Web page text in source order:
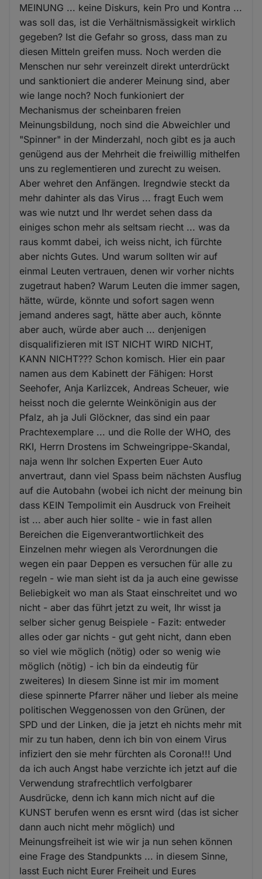
MEINUNG ... keine Diskurs, kein Pro und Kontra ...
was soll das, ist die Verhältnismässigkeit wirklich
gegeben? Ist die Gefahr so gross, dass man zu
diesen Mitteln greifen muss. Noch werden die
Menschen nur sehr vereinzelt direkt unterdrückt
und sanktioniert die anderer Meinung sind, aber
wie lange noch? Noch funkioniert der
Mechanismus der scheinbaren freien
Meinungsbildung, noch sind die Abweichler und
"Spinner" in der Minderzahl, noch gibt es ja auch
genügend aus der Mehrheit die freiwillig mithelfen
uns zu reglementieren und zurecht zu weisen.
Aber wehret den Anfängen. Iregndwie steckt da
mehr dahinter als das Virus ... fragt Euch wem
was wie nutzt und Ihr werdet sehen dass da
einiges schon mehr als seltsam riecht ... was da
raus kommt dabei, ich weiss nicht, ich fürchte
aber nichts Gutes. Und warum sollten wir auf
einmal Leuten vertrauen, denen wir vorher nichts
zugetraut haben? Warum Leuten die immer sagen,
hätte, würde, könnte und sofort sagen wenn
jemand anderes sagt, hätte aber auch, könnte
aber auch, würde aber auch ... denjenigen
disqualifizieren mit IST NICHT WIRD NICHT,
KANN NICHT??? Schon komisch. Hier ein paar
namen aus dem Kabinett der Fähigen: Horst
Seehofer, Anja Karlizcek, Andreas Scheuer, wie
heisst noch die gelernte Weinkönigin aus der
Pfalz, ah ja Juli Glöckner, das sind ein paar
Prachtexemplare ... und die Rolle der WHO, des
RKI, Herrn Drostens im Schweingrippe-Skandal,
naja wenn Ihr solchen Experten Euer Auto
anvertraut, dann viel Spass beim nächsten Ausflug
auf die Autobahn (wobei ich nicht der meinung bin
dass KEIN Tempolimit ein Ausdruck von Freiheit
ist ... aber auch hier sollte - wie in fast allen
Bereichen die Eigenverantwortlichkeit des
Einzelnen mehr wiegen als Verordnungen die
wegen ein paar Deppen es versuchen für alle zu
regeln - wie man sieht ist da ja auch eine gewisse
Beliebigkeit wo man als Staat einschreitet und wo
nicht - aber das führt jetzt zu weit, Ihr wisst ja
selber sicher genug Beispiele - Fazit: entweder
alles oder gar nichts - gut geht nicht, dann eben
so viel wie möglich (nötig) oder so wenig wie
möglich (nötig) - ich bin da eindeutig für
zweiteres) In diesem Sinne ist mir im moment
diese spinnerte Pfarrer näher und lieber als meine
politischen Weggenossen von den Grünen, der
SPD und der Linken, die ja jetzt eh nichts mehr mit
mir zu tun haben, denn ich bin von einem Virus
infiziert den sie mehr fürchten als Corona!!! Und
da ich auch Angst habe verzichte ich jetzt auf die
Verwendung strafrechtlich verfolgbarer
Ausdrücke, denn ich kann mich nicht auf die
KUNST berufen wenn es ersnt wird (das ist sicher
dann auch nicht mehr möglich) und
Meinungsfreiheit ist wie wir ja nun sehen können
eine Frage des Standpunkts ... in diesem Sinne,
lasst Euch nicht Eurer Freiheit und Eures